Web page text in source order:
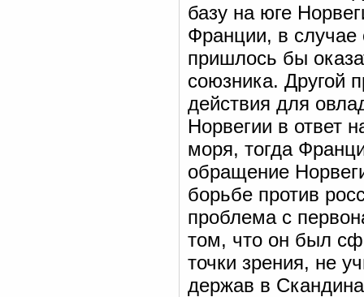
базу на юге
Франции, в случае
пришлось бы
союзника. Другой
действия для
Норвегии в ответ
моря, тогда
обращение
борьбе против
проблема с
том, что он был
точки зрения, не
держав в